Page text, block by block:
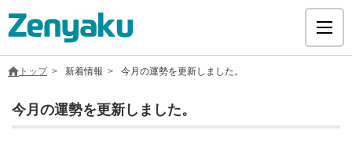
トップ 新着情報 今月の運勢を更新しました。
今月の運勢を更新しました。